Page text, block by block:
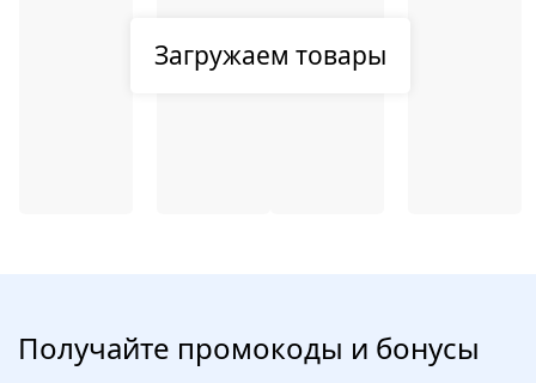
Загружаем товары
Получайте промокоды и бонусы